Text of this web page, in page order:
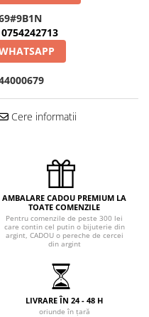
0754242713
Cere informatii
AMBALARE CADOU PREMIUM LA
TOATE COMENZILE
Pentru comenzile de peste 300 lei
care contin cel putin o bijuterie din
argint, CADOU o pereche de cercei
din argint
LIVRARE ÎN 24 - 48 H
oriunde în țară